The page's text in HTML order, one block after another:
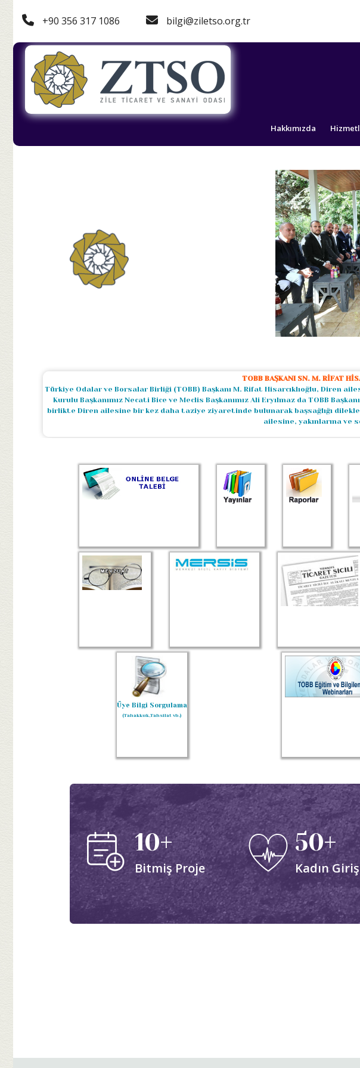
+90 356 317 1086 bilgi@ziletso.org.tr
Hakkımızda
TOBB BAŞKANI SN. M. RİFAT
Türkiye Odalar ve Borsalar Birliği (TOBB) Başkanı M. Rifat Hisarcıklıoğlu,
Kurulu Başkanımız Necati Bice ve Meclis Başkanımız Ali Eryılmaz da TOBB
birlikte Diren ailesine bir kez daha taziye ziyaretinde bulunarak başsağlığı
ailesine, yakınlarına ve
Üye Bilgi Sorgulama
(Tahakkuk,Tahsilat vb.)
10+
Bitmiş Proje
50+
Kadın